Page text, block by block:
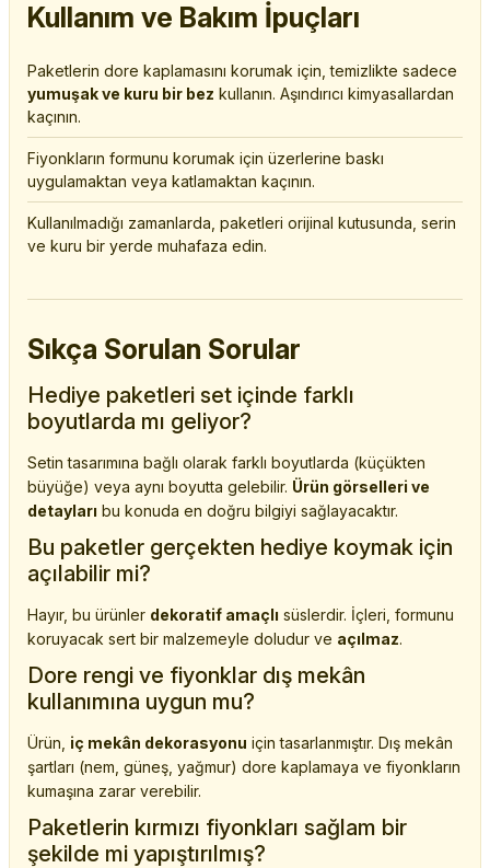
Kullanım ve Bakım İpuçları
Paketlerin dore kaplamasını korumak için, temizlikte sadece
yumuşak ve kuru bir bez kullanın. Aşındırıcı kimyasallardan
kaçının.
Fiyonkların formunu korumak için üzerlerine baskı
uygulamaktan veya katlamaktan kaçının.
Kullanılmadığı zamanlarda, paketleri orijinal kutusunda, serin
ve kuru bir yerde muhafaza edin.
Sıkça Sorulan Sorular
Hediye paketleri set içinde farklı
boyutlarda mı geliyor?
Setin tasarımına bağlı olarak farklı boyutlarda (küçükten
büyüğe) veya aynı boyutta gelebilir. Ürün görselleri ve
detayları bu konuda en doğru bilgiyi sağlayacaktır.
Bu paketler gerçekten hediye koymak için
açılabilir mi?
Hayır, bu ürünler dekoratif amaçlı süslerdir. İçleri, formunu
koruyacak sert bir malzemeyle doludur ve açılmaz.
Dore rengi ve fiyonklar dış mekân
kullanımına uygun mu?
Ürün, iç mekân dekorasyonu için tasarlanmıştır. Dış mekân
şartları (nem, güneş, yağmur) dore kaplamaya ve fiyonkların
kumaşına zarar verebilir.
Paketlerin kırmızı fiyonkları sağlam bir
şekilde mi yapıştırılmış?